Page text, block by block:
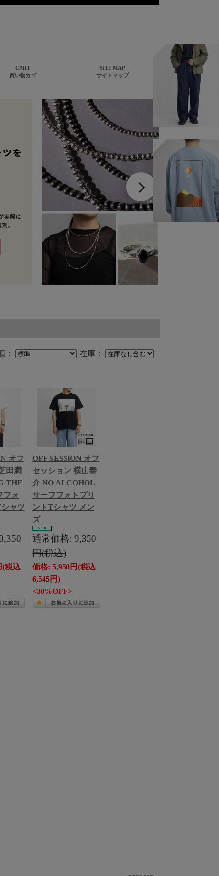
在庫：
：
オフ
田満
THE
フォ
シャツ
(税込
OFF SESSiON オフ
セッション 横山泰
介 NO ALCOHOL
サーフフォトプリ
ントTシャツ メン
ズ
通常価格: 9,350
円(税込)
価格: 5,950円(税込
6,545円)
<30%OFF>